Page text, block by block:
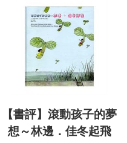
【書評】滾動孩子的夢
想～林邊．佳冬起飛